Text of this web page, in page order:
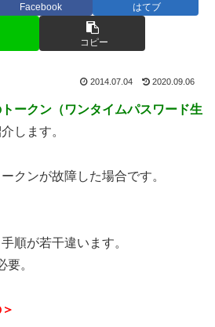
Facebook はてブ
コピー
2014.07.04 2020.09.06
ークン（ワンタイムパスワード生
します。
クンが故障した場合です。
順が若干違います。
。